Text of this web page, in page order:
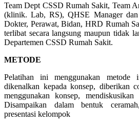
Team Dept CSSD Rumah Sakit, Team
(klinik. Lab, RS), QHSE Manager dan
Dokter, Perawat, Bidan, HRD Rumah
terlibat secara langsung maupun tidak
Departemen CSSD Rumah Sakit.
METODE
Pelatihan ini menggunakan metode
dikenalkan kepada konsep, diberikan
menggunakan konsep,
Disampaikan dalam bentuk
presentasi kelompok